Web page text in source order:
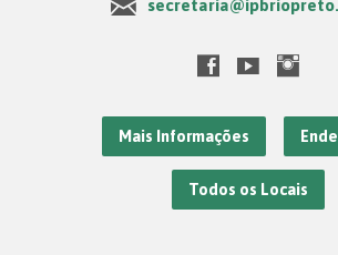
Mais Informações
Todos os Locais